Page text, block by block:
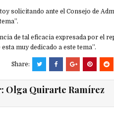
solicitando ante el Consejo de
de tal eficacia expresada por el
muy dedicado a este tema”.
Share:
Olga Quirarte Ramírez